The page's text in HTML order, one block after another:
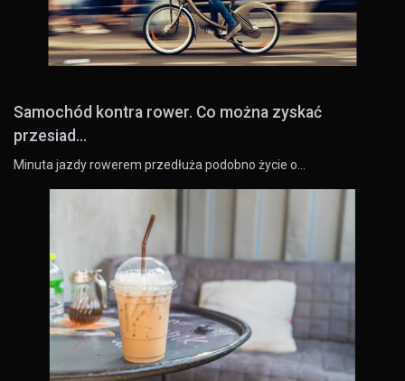
Samochód kontra rower. Co można zyskać
przesiad...
Minuta jazdy rowerem przedłuża podobno życie o…